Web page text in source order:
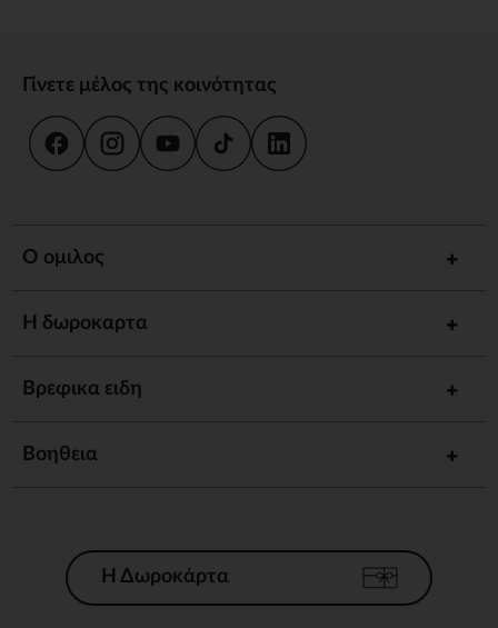
Γίνετε μέλος της κοινότητας
Ο ομιλος
Η δωροκαρτα
Βρεφικα ειδη
Βοηθεια
Η Δωροκάρτα